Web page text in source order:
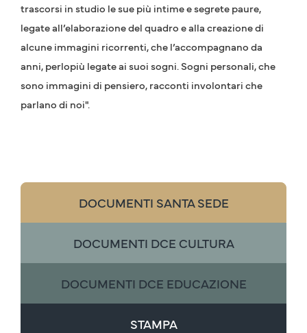
trascorsi in studio le sue più intime e segrete paure,
legate all’elaborazione del quadro e alla creazione di
alcune immagini ricorrenti, che l’accompagnano da
anni, perlopiù legate ai suoi sogni. Sogni personali, che
sono immagini di pensiero, racconti involontari che
parlano di noi".
DOCUMENTI SANTA SEDE
DOCUMENTI DCE CULTURA
DOCUMENTI DCE EDUCAZIONE
STAMPA